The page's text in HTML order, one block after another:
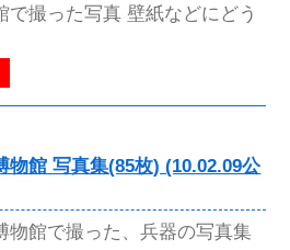
で撮った写真 壁紙などにどう
物館 写真集(85枚) (10.02.09公
物館で撮った、兵器の写真集